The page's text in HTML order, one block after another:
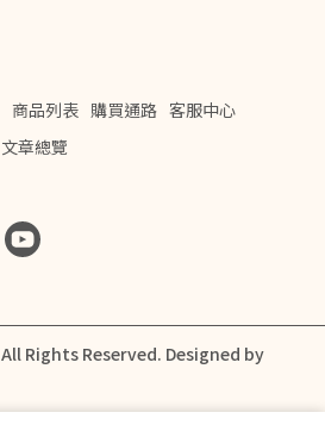
商品列表 購買通路 客服中心
文章總覽
All Rights Reserved. Designed by